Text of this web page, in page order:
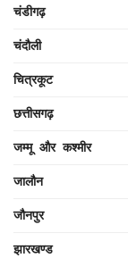
चंडीगढ़
चंदौली
चित्रकूट
छत्तीसगढ़
जम्मू और कश्मीर
जालौन
जौनपुर
झारखण्ड